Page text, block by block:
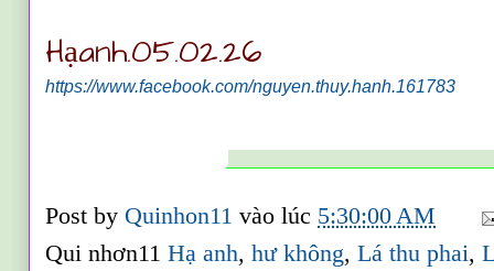
Hạanh.05.02.26
https://www.facebook.com/nguyen.thuy.hanh.161783
Post by Quinhon11vào lúc 5:30:00 AM
Qui nhơn11Hạ anh,hư không,Lá thu phai,